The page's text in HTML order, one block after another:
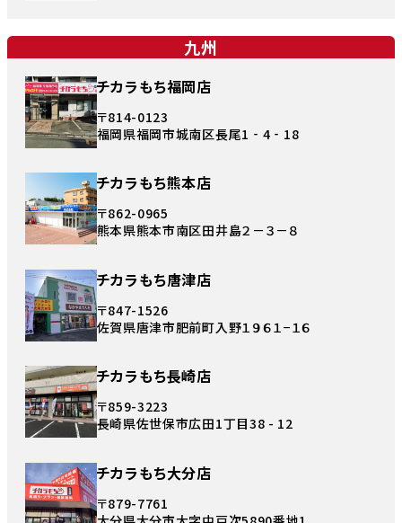
九州
チカラもち福岡店
〒814-0123
福岡県福岡市城南区長尾1‐4‐18
チカラもち熊本店
〒862-0965
熊本県熊本市南区田井島２－３－８
チカラもち唐津店
〒847-1526
佐賀県唐津市肥前町入野１９６１−１６
チカラもち長崎店
〒859-3223
長崎県佐世保市広田1丁目38 - 12
チカラもち大分店
〒879-7761